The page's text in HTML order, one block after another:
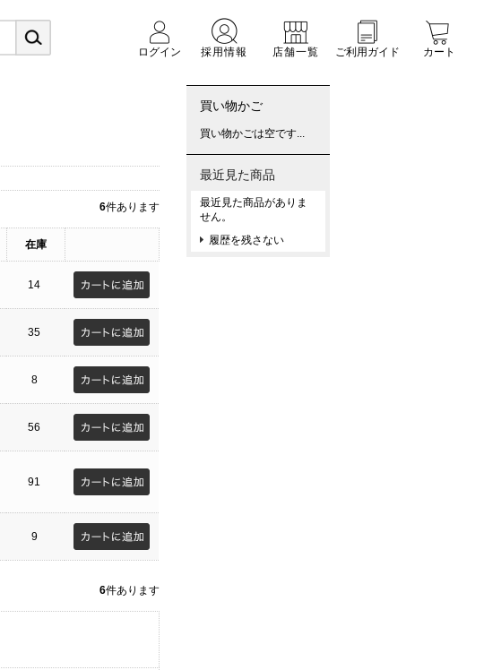
ログイン
採用情報 店舗一覧 ご利用ガイド カート
6件あります
在庫
14
35
8
56
91
9
6件あります
買い物かご
買い物かごは空です...
最近見た商品
最近見た商品がありま
せん。
履歴を残さない